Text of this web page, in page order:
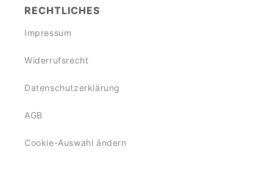
RECHTLICHES
Impressum
Widerrufsrecht
Datenschutzerklärung
AGB
Cookie-Auswahl ändern